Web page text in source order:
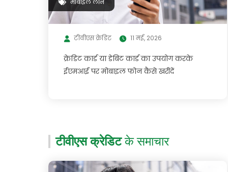
टीवीएस क्रेडिट 11 मई, 2026
क्रेडिट कार्ड या डेबिट कार्ड का उपयोग करके
ईएमआई पर मोबाइल फोन कैसे खरीदें
टीवीएस क्रेडिटके समाचार